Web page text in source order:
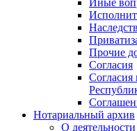
Иные
Прочие
Согласия
Согласия
Нотариальный архив
О